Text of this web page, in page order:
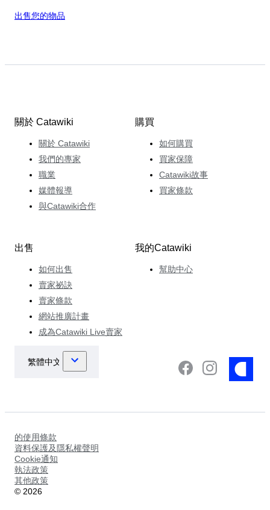
出售您的物品
關於 Catawiki
關於 Catawiki
我們的專家
職業
媒體報導
與Catawiki合作
購買
如何購買
買家保障
Catawiki故事
買家條款
出售
如何出售
賣家祕訣
賣家條款
網站推廣計畫
成為Catawiki Live賣家
我的Catawiki
幫助中心
的使用條款
資料保護及隱私權聲明
Cookie通知
執法政策
其他政策
© 2026